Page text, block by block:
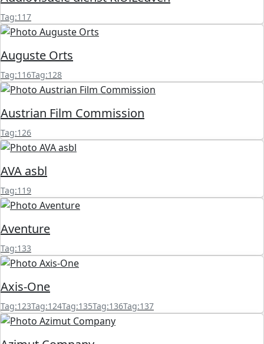
Tag:117
Auguste Orts
Tag:116Tag:128
Austrian Film Commission
Tag:126
AVA asbl
Tag:119
Aventure
Tag:133
Axis-One
Tag:123Tag:124Tag:135Tag:136Tag:137